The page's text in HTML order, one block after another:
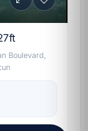
Boulevard,